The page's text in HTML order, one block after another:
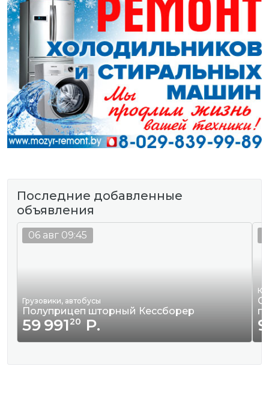
Последние добавленные
объявления
Грузовики, автобусы
Полуприцеп шторный Кессборер
59 99120 Р.
06 авг 09:45